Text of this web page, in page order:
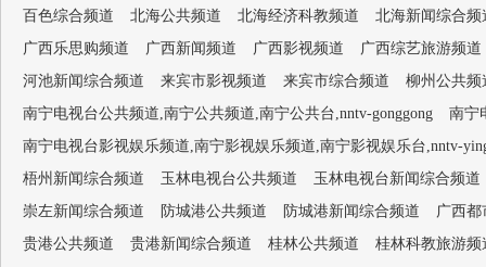
百色综合频道
北海公共频道 北海经济科教频道
北海新闻综合频
广西乐思购频道
广西新闻频道 广西影视频道
广西综艺旅游频道
河池新闻综合频道
来宾市影视频道 来宾市综合频道
柳州公共频
南宁电视台公共频道,南宁公共频道,南宁公共台,nntv-gonggong
南宁
南宁电视台影视娱乐频道,南宁影视娱乐频道,南宁影视娱乐台,nntv-
梧州新闻综合频道
玉林电视台公共频道
玉林电视台新闻综合频道
崇左新闻综合频道
防城港公共频道 防城港新闻综合频道
广西都
贵港公共频道
贵港新闻综合频道 桂林公共频道
桂林科教旅游频